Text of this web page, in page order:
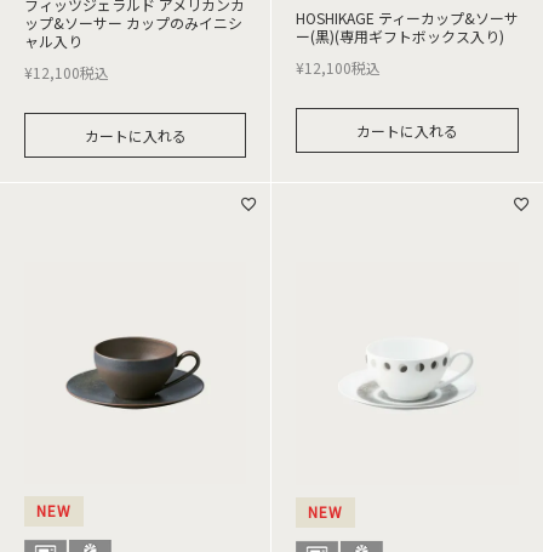
ップ&ソーサー カップのみイニシ
ャル入り
¥12,100税込
カートに入れる
HOSHIKAGE ティーカップ&ソーサ
ー(黒)(専用ギフトボックス入り)
¥12,100税込
カートに入れる
NEW NEW